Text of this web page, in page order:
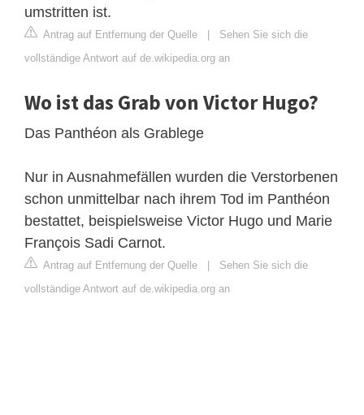
umstritten ist.
Antrag auf Entfernung der Quelle | Sehen Sie sich die
vollständige Antwort auf de.wikipedia.org an
Wo ist das Grab von Victor Hugo?
Das Panthéon als Grablege
Nur in Ausnahmefällen wurden die Verstorbenen
schon unmittelbar nach ihrem Tod im Panthéon
bestattet, beispielsweise Victor Hugo und Marie
François Sadi Carnot.
Antrag auf Entfernung der Quelle | Sehen Sie sich die
vollständige Antwort auf de.wikipedia.org an